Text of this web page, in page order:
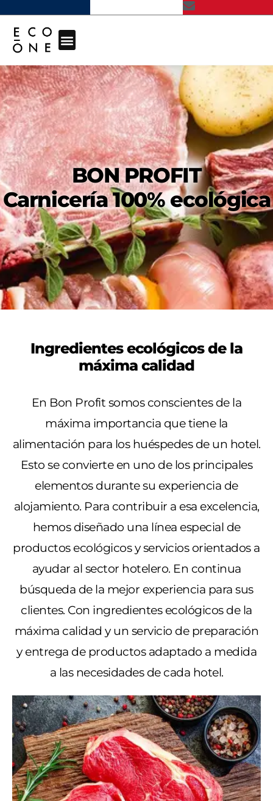
BON PROFIT
Carnicería 100% ecológica
Ingredientes ecológicos de la
máxima calidad
En Bon Profit somos conscientes de la
máxima importancia que tiene la
alimentación para los huéspedes de un hotel.
Esto se convierte en uno de los principales
elementos durante su experiencia de
alojamiento. Para contribuir a esa excelencia,
hemos diseñado una línea especial de
productos ecológicosy servicios orientados a
ayudar al sector hotelero. En continua
búsqueda de la mejor experiencia para sus
clientes. Con ingredientes ecológicos de la
máxima calidad y un servicio de preparación
y entrega de productos adaptado a medida
a las necesidades de cada hotel.